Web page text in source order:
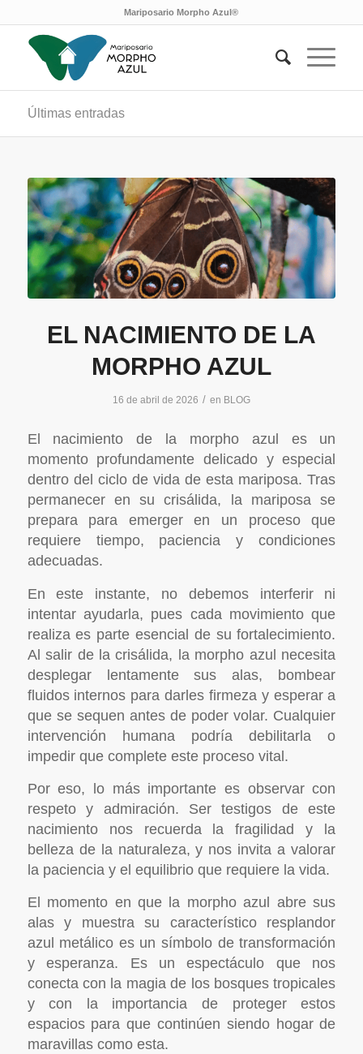
Mariposario Morpho Azul®
Últimas entradas
EL NACIMIENTO DE LA
MORPHO AZUL
16 de abril de 2026 / en BLOG
El nacimiento de la morpho azul es un
momento profundamente delicado y especial
dentro del ciclo de vida de esta mariposa. Tras
permanecer en su crisálida, la mariposa se
prepara para emerger en un proceso que
requiere tiempo, paciencia y condiciones
adecuadas.
En este instante, no debemos interferir ni
intentar ayudarla, pues cada movimiento que
realiza es parte esencial de su fortalecimiento.
Al salir de la crisálida, la morpho azul necesita
desplegar lentamente sus alas, bombear
fluidos internos para darles firmeza y esperar a
que se sequen antes de poder volar. Cualquier
intervención humana podría debilitarla o
impedir que complete este proceso vital.
Por eso, lo más importante es observar con
respeto y admiración. Ser testigos de este
nacimiento nos recuerda la fragilidad y la
belleza de la naturaleza, y nos invita a valorar
la paciencia y el equilibrio que requiere la vida.
El momento en que la morpho azul abre sus
alas y muestra su característico resplandor
azul metálico es un símbolo de transformación
y esperanza. Es un espectáculo que nos
conecta con la magia de los bosques tropicales
y con la importancia de proteger estos
espacios para que continúen siendo hogar de
maravillas como esta.